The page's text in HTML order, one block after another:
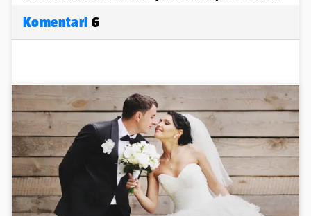
Komentari 6